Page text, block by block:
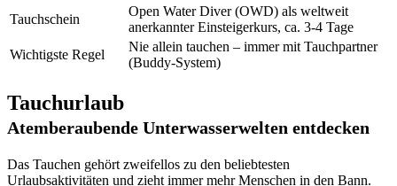
Tauchschein
Open Water Diver (OWD) als weltweit
anerkannter Einsteigerkurs, ca. 3-4 Tage
Wichtigste Regel
Nie allein tauchen – immer mit Tauchpartner
(Buddy-System)
Tauchurlaub
Atemberaubende Unterwasserwelten entdecken
Das Tauchen gehört zweifellos zu den beliebtesten
Urlaubsaktivitäten und zieht immer mehr Menschen in den Bann.